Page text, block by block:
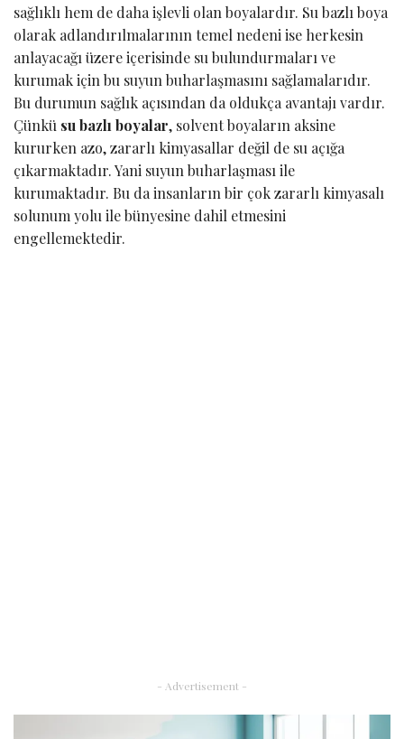
sağlıklı hem de daha işlevli olan boyalardır. Su bazlı boya
olarak adlandırılmalarının temel nedeni ise herkesin
anlayacağı üzere içerisinde su bulundurmaları ve
kurumak için bu suyun buharlaşmasını sağlamalarıdır.
Bu durumun sağlık açısından da oldukça avantajı vardır.
Çünkü su bazlı boyalar, solvent boyaların aksine
kururken azo, zararlı kimyasallar değil de su açığa
çıkarmaktadır. Yani suyun buharlaşması ile
kurumaktadır. Bu da insanların bir çok zararlı kimyasalı
solunum yolu ile bünyesine dahil etmesini
engellemektedir.
- Advertisement -